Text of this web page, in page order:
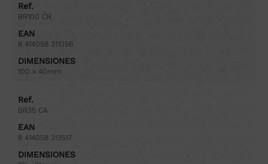
Ref.
BR100 CR
EAN
8 414058 311056
DIMENSIONES
100 x 40mm
Ref.
BR35 CA
EAN
8 414058 313517
DIMENSIONES